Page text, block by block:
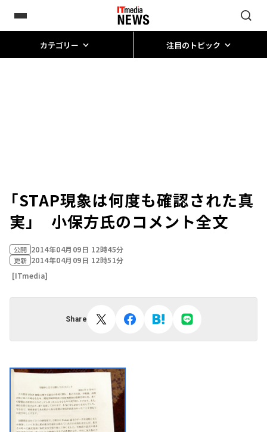
カテゴリー 注目のトピック
「STAP現象は何度も確認された真
実」 小保方氏のコメント全文
公開 2014年04月09日 12時45分
更新 2014年04月09日 12時51分
[ITmedia]
Share